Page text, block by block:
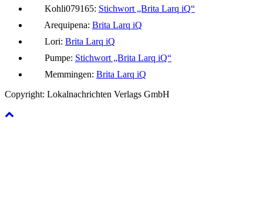
Kohli079165: Stichwort „Brita Larq iQ“
Arequipena: Brita Larq iQ
Lori: Brita Larq iQ
Pumpe: Stichwort „Brita Larq iQ“
Memmingen: Brita Larq iQ
Copyright: Lokalnachrichten Verlags GmbH